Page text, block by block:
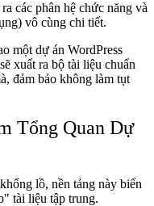
các phân hệ chức năng và
vô cùng chi tiết.
một dự án WordPress
xuất ra bộ tài liệu chuẩn
đảm bảo không làm tụt
Tổng Quan Dự
lồ, nền tảng này biến
tài liệu tập trung.